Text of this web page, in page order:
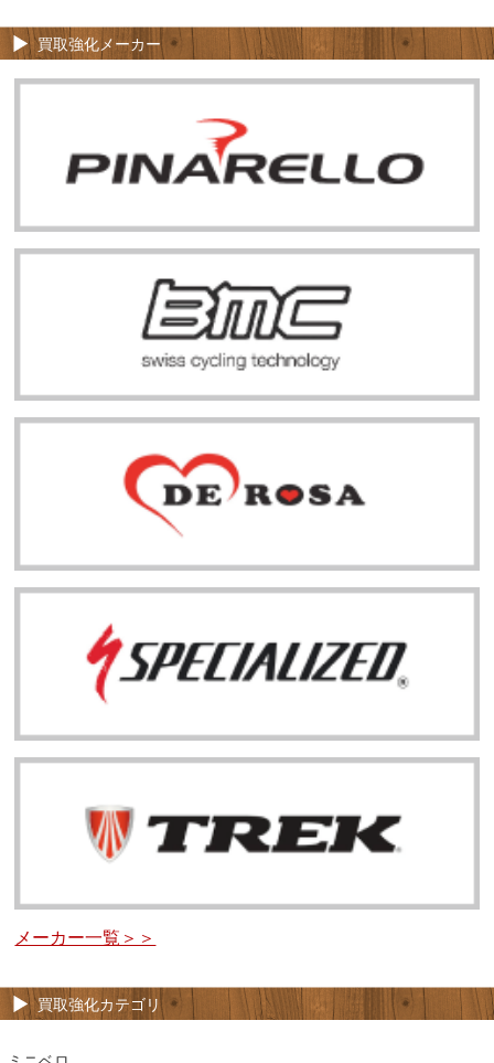
買取強化メーカー
メーカー一覧＞＞
買取強化カテゴリ